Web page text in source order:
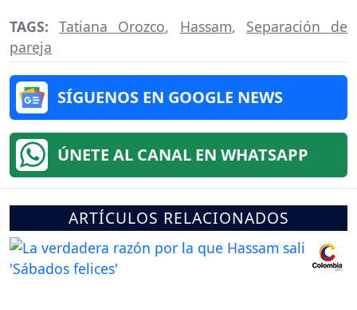
TAGS:Tatiana Orozco, Hassam, Separación de
pareja
SÍGUENOS EN GOOGLE NEWS
ÚNETE AL CANAL EN WHATSAPP
ARTÍCULOS RELACIONADOS